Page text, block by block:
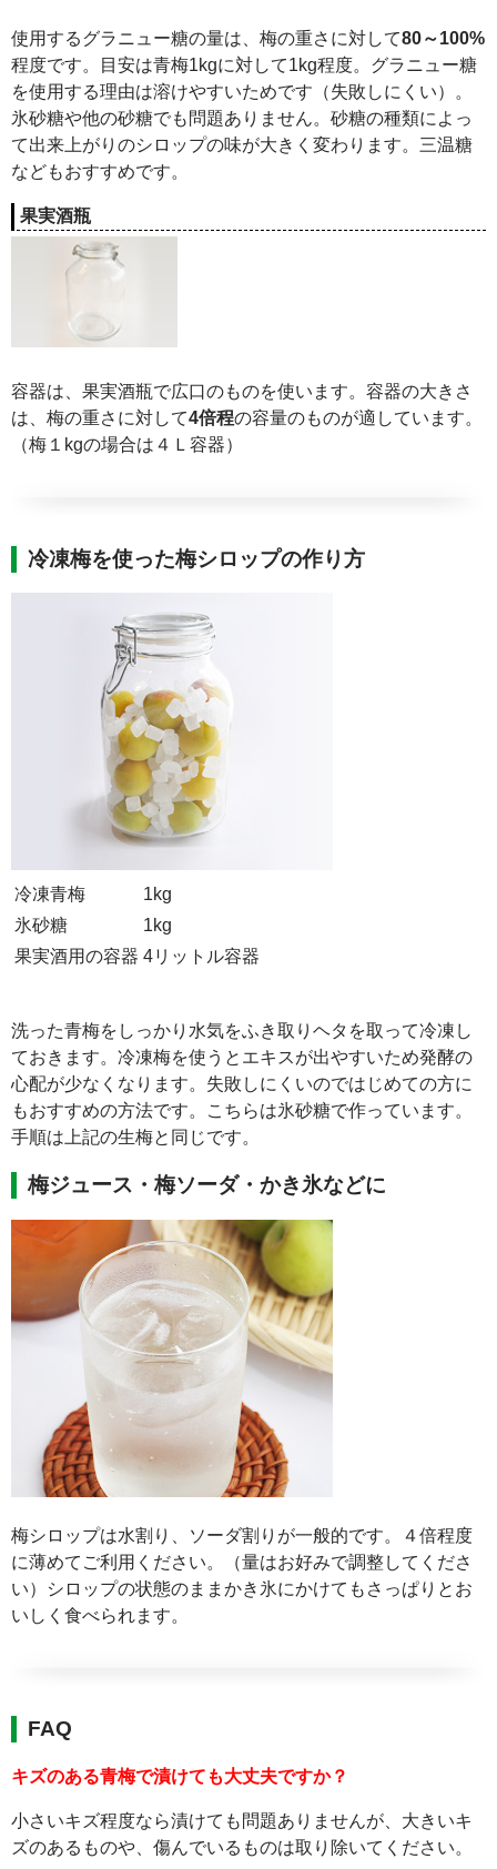
使用するグラニュー糖の量は、梅の重さに対して80～100%
程度です。目安は青梅1kgに対して1kg程度。グラニュー糖
を使用する理由は溶けやすいためです（失敗しにくい）。
氷砂糖や他の砂糖でも問題ありません。砂糖の種類によっ
て出来上がりのシロップの味が大きく変わります。三温糖
などもおすすめです。
果実酒瓶
容器は、果実酒瓶で広口のものを使います。容器の大きさ
は、梅の重さに対して4倍程の容量のものが適しています。
（梅１kgの場合は４Ｌ容器）
冷凍梅を使った梅シロップの作り方
冷凍青梅
1kg
氷砂糖
1kg
果実酒用の容器 4リットル容器
洗った青梅をしっかり水気をふき取りヘタを取って冷凍し
ておきます。冷凍梅を使うとエキスが出やすいため発酵の
心配が少なくなります。失敗しにくいのではじめての方に
もおすすめの方法です。こちらは氷砂糖で作っています。
手順は上記の生梅と同じです。
梅ジュース・梅ソーダ・かき氷などに
梅シロップは水割り、ソーダ割りが一般的です。４倍程度
に薄めてご利用ください。（量はお好みで調整してくださ
い）シロップの状態のままかき氷にかけてもさっぱりとお
いしく食べられます。
FAQ
キズのある青梅で漬けても大丈夫ですか？
小さいキズ程度なら漬けても問題ありませんが、大きいキ
ズのあるものや、傷んでいるものは取り除いてください。